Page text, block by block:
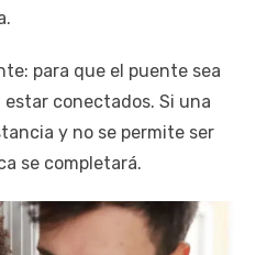
para que el puente sea
estar conectados. Si una
y no se permite ser
se completará.